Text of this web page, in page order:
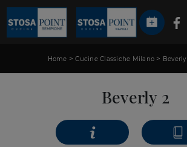
Home >Cucine Classiche Milano > Beverly
Beverly 2